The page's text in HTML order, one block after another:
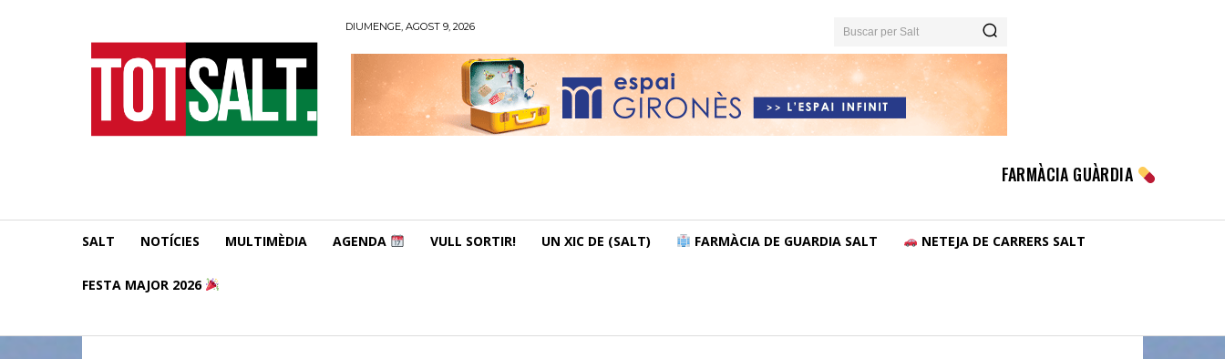
DIUMENGE, AGOST 9, 2026 Buscar per Salt
FARMÀCIA GUÀRDIA
SALT NOTÍCIES MULTIMÈDIA AGENDA VULL SORTIR! UN XIC DE (SALT) FARMÀCIA DE GUARDIA SALT NETEJA DE CARRERS SALT
FESTA MAJOR 2026